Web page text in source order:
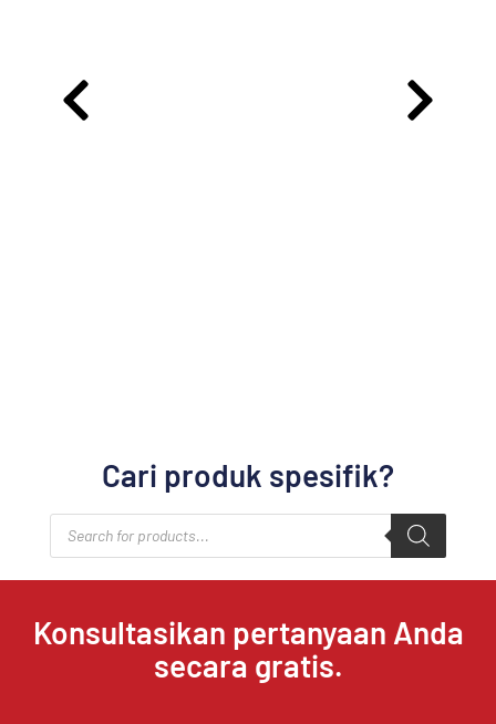
Cari produk spesifik?
Products
search
Konsultasikan pertanyaan Anda
secara gratis.